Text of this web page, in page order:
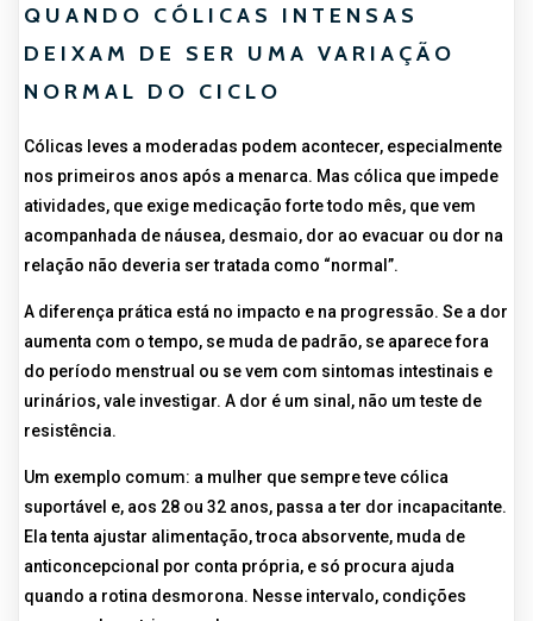
QUANDO CÓLICAS INTENSAS
DEIXAM DE SER UMA VARIAÇÃO
NORMAL DO CICLO
Cólicas leves a moderadas podem acontecer, especialmente
nos primeiros anos após a menarca. Mas cólica que impede
atividades, que exige medicação forte todo mês, que vem
acompanhada de náusea, desmaio, dor ao evacuar ou dor na
relação não deveria ser tratada como “normal”.
A diferença prática está no impacto e na progressão. Se a dor
aumenta com o tempo, se muda de padrão, se aparece fora
do período menstrual ou se vem com sintomas intestinais e
urinários, vale investigar. A dor é um sinal, não um teste de
resistência.
Um exemplo comum: a mulher que sempre teve cólica
suportável e, aos 28 ou 32 anos, passa a ter dor incapacitante.
Ela tenta ajustar alimentação, troca absorvente, muda de
anticoncepcional por conta própria, e só procura ajuda
quando a rotina desmorona. Nesse intervalo, condições